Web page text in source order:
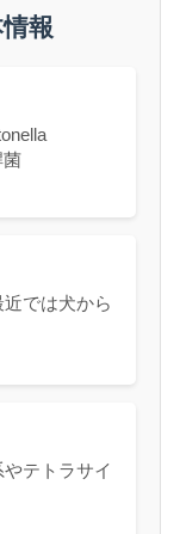
報
菌
では犬から
テトラサイ